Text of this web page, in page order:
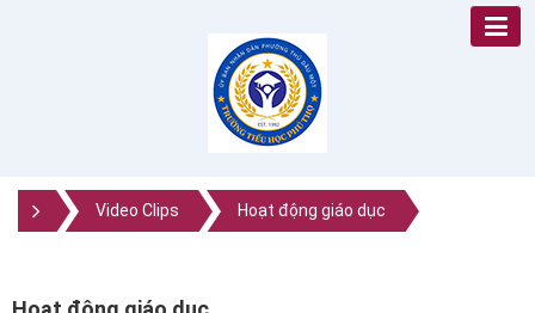
Video Clips Hoạt động giáo dục